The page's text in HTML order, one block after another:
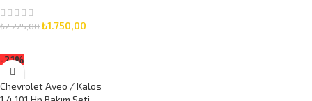
5 Litre Motor Yağlı 3
Parça Set
₺2.225,00₺1.750,00
-21%
Chevrolet Aveo / Kalos